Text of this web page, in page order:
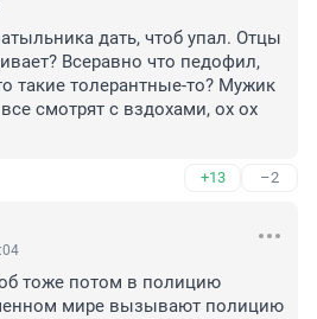
дать, чтоб упал. Отцы
Всеравно что педофил,
такие толерантные-то? Мужик
смотрят с вздохами, ох ох
+13 –2
тоже потом в полицию
мире вызывают полицию